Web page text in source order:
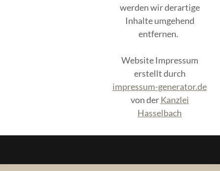
werden wir derartige
Inhalte umgehend
entfernen.
Website Impressum
erstellt durch
impressum-generator.de
von derKanzlei
Hasselbach